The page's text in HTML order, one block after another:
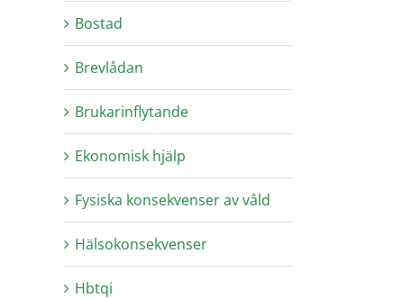
Bostad
Brevlådan
Brukarinflytande
Ekonomisk hjälp
Fysiska konsekvenser av våld
Hälsokonsekvenser
Hbtqi